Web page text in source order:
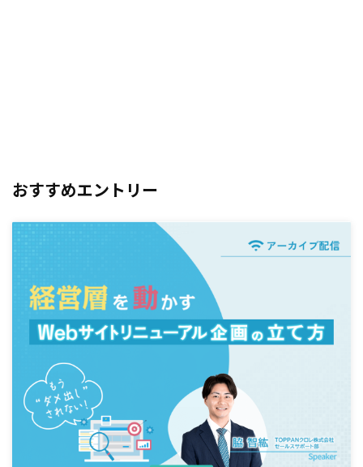
おすすめエントリー